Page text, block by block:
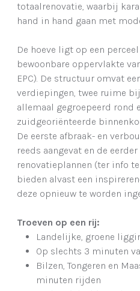
totaalrenovatie, waarbij
hand in hand gaan met
De hoeve ligt op een
bewoonbare oppervlakte
EPC). De structuur omvat
verdiepingen, twee ruime
allemaal gegroepeerd rond
zuidgeoriënteerde
De eerste afbraak- en
reeds aangevat en de
renovatieplannen (ter info
bieden alvast een
deze opnieuw te worden
Troeven op een rij:
Landelijke, groene
Op slechts 3 minuten
Bilzen, Tongeren en
minuten rijden